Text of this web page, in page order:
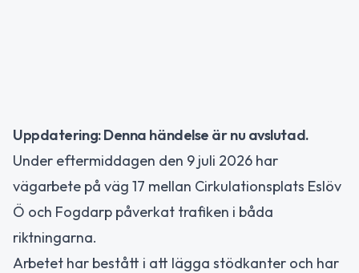
Uppdatering: Denna händelse är nu avslutad.
Under eftermiddagen den 9 juli 2026 har
vägarbete på väg 17 mellan Cirkulationsplats Eslöv
Ö och Fogdarp påverkat trafiken i båda
riktningarna.
Arbetet har bestått i att lägga stödkanter och har